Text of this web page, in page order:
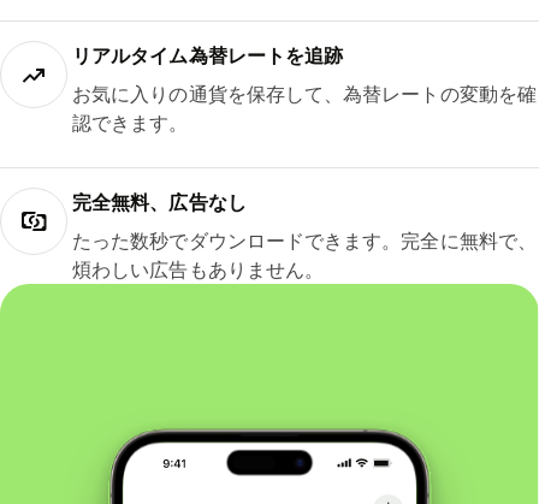
リアルタイム為替レートを追跡
お気に入りの通貨を保存して、為替レートの変動を確
認できます。
完全無料、広告なし
たった数秒でダウンロードできます。完全に無料で、
煩わしい広告もありません。